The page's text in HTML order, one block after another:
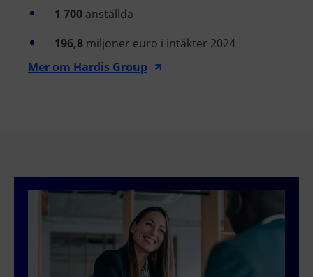
1 700 anställda
196,8 miljoner euro i intäkter 2024
Mer om Hardis Group